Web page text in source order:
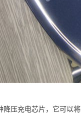
降压充电芯片，它可以